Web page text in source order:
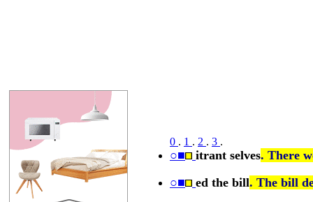
0 . 1 . 2 . 3 .
○■ itrant selves. There
○■
ed the bill. The bill